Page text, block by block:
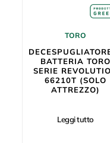
TORO
BATTERIA TORO
SERIE
66210T (SOLO
ATTREZZO)
Leggi tutto